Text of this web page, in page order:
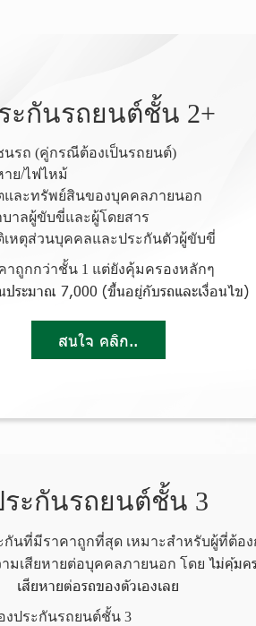
ะกันรถยนต์ชั้น 2+
รถ (คู่กรณีต้องเป็นรถยนต์)
ย/ไฟไหม้
และทรัพย์สินของบุคคลภายนอก
าลผู้ขับขี่และผู้โดยสาร
หตุส่วนบุคคลและประกันตัวผู้ขับขี่
าถูกกว่าชั้น 1 แต่ยังคุ้มครองหลักๆ
ประมาณ 7,000 (ขึ้นอยู่กับรถและเงื่อนไข)
สนใจ คลิก..
ระกันรถยนต์ชั้น 3
กันที่มีราคาถูกที่สุด เหมาะสำหรับผู้ที่ต้อ
มเสียหายต่อบุคคลภายนอก โดย ไม่คุ้มค
เสียหายต่อรถของตัวเองเลย
ประกันรถยนต์ชั้น 3